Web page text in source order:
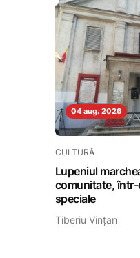
04 aug. 2026
CULTURĂ
Lupeniul
comunitate, într-
speciale
Tiberiu Vințan